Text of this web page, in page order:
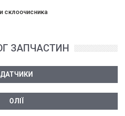
склоочисника
ЗАПЧАСТИН
ДАТЧИКИ
ОЛІЇ